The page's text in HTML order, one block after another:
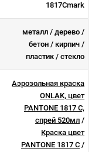
1817Cmark
металл / дерево /
бетон / кирпич /
пластик / стекло
Аэрозольная краска
ONLAK, цвет
PANTONE 1817 C,
спрей 520мл /
Краска цвет
PANTONE 1817 C /